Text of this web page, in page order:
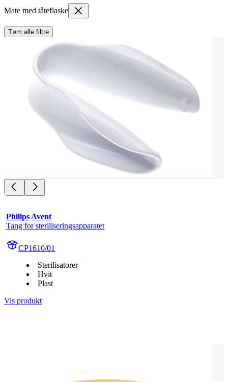
Mate med tåteflaske
Tøm alle filtre
Philips Avent
Tang for steriliseringsapparatet
CP1610/01
Sterilisatorer
Hvit
Plast
Vis produkt